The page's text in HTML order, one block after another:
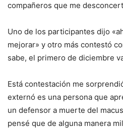
compañeros que me
Uno de los participantes dijo
mejorar» y otro más contestó
sabe, el primero de diciembre
Está contestación me
externó es una persona que
un defensor a muerte del
pensé que de alguna manera